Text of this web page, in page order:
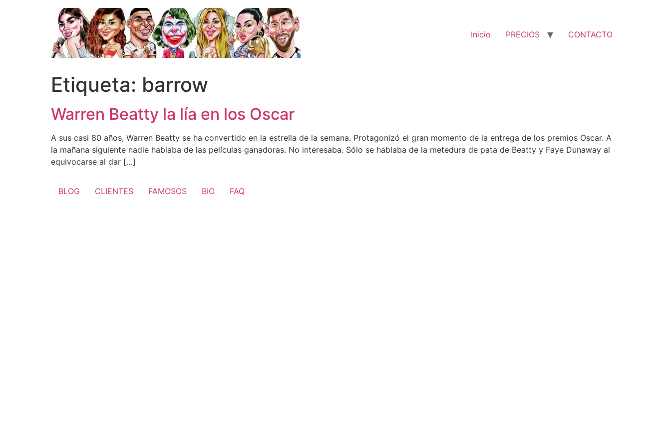
Inicio PRECIOS CONTACTO
Etiqueta: barrow
Warren Beatty la lía en los Oscar
A sus casi 80 años, Warren Beatty se ha convertido en la estrella de la semana. Protagonizó el gran momento de la entrega de los premios Oscar. A
la mañana siguiente nadie hablaba de las películas ganadoras. No interesaba. Sólo se hablaba de la metedura de pata de Beatty y Faye Dunaway al
equivocarse al dar […]
BLOG CLIENTES FAMOSOS BIO FAQ